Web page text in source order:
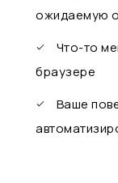
ожидаемую
Что-то
браузере
Ваше